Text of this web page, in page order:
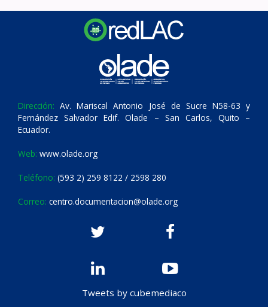
Dirección: Av. Mariscal Antonio José de Sucre N58-63 y
Fernández Salvador Edif. Olade – San Carlos, Quito –
Ecuador.
Web: www.olade.org
Teléfono: (593 2) 259 8122 / 2598 280
Correo: centro.documentacion@olade.org
Tweets by cubemediaco